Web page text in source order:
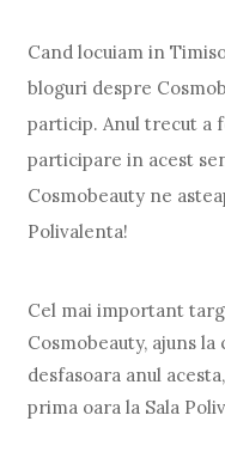
Cand locuiam in
bloguri despre
particip. Anul trecut a
participare in acest
Cosmobeauty ne
Polivalenta!
Cel mai important
Cosmobeauty, ajuns la
desfasoara anul
prima oara la Sala